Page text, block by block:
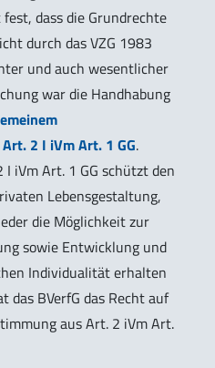
dass die Grundrechte
durch das VZG 1983
und auch wesentlicher
war die Handhabung
2 I iVm Art. 1 GG.
iVm Art. 1 GG schützt den
Lebensgestaltung,
die Möglichkeit zur
sowie Entwicklung und
Individualität erhalten
das BVerfG das Recht auf
aus Art. 2 iVm Art.